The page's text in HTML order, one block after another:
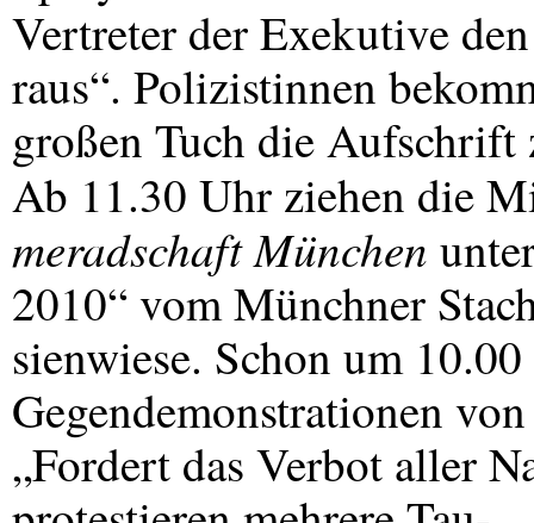
Vertreter der Exekutive
raus“. Polizistinnen
großen Tuch die Aufschrift
Ab 11.30 Uhr ziehen die
meradschaft München
2010“ vom Münchner
sienwiese. Schon um
Gegendemonstrationen
„Fordert das Verbot aller